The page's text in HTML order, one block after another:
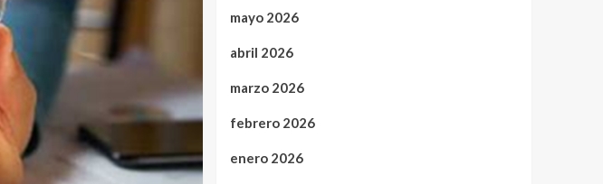
mayo 2026
abril 2026
marzo 2026
febrero 2026
enero 2026